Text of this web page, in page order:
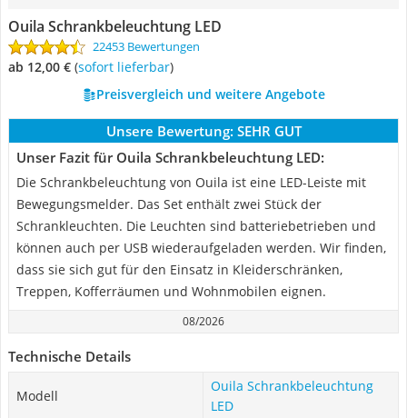
Ouila Schrankbeleuchtung LED
22453 Bewertungen
ab 12,00 € ( Sofort lieferbar)
Preisvergleich und weitere Angebote
Unsere Bewertung: SEHR GUT
Unser Fazit für Ouila Schrankbeleuchtung LED:
Die Schrankbeleuchtung von Ouila ist eine LED-Leiste mit
Bewegungsmelder. Das Set enthält zwei Stück der
Schrankleuchten. Die Leuchten sind batteriebetrieben und
können auch per USB wiederaufgeladen werden. Wir finden,
dass sie sich gut für den Einsatz in Kleiderschränken,
Treppen, Kofferräumen und Wohnmobilen eignen.
08/2026
Technische Details
Modell
Ouila Schrankbeleuchtung
LED